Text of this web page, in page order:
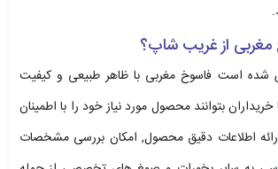
مغربی از غریب شاپ؟
است فاسوخ مغربی با ظاهر طبیعی و کیفیت
بتوانند محصول مورد نیاز خود را با اطمینان
اطلاعات دقیق محصول, امکان بررسی مشخصات